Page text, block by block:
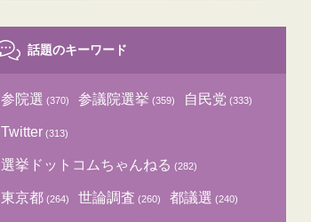
話題のキーワード
参院選 (370) 参議院選挙 (359) 自民党 (333)
Twitter (313)
選挙ドットコムちゃんねる (282)
東京都 (264) 世論調査 (260) 都議選 (240)